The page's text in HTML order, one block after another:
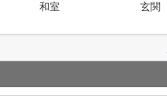
和室 玄関